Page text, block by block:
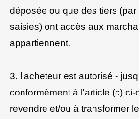
déposée ou que des tiers (par
saisies) ont accès aux
appartiennent.
3. l'acheteur est autorisé -
conformément à l'article (c) ci-
revendre et/ou à transformer